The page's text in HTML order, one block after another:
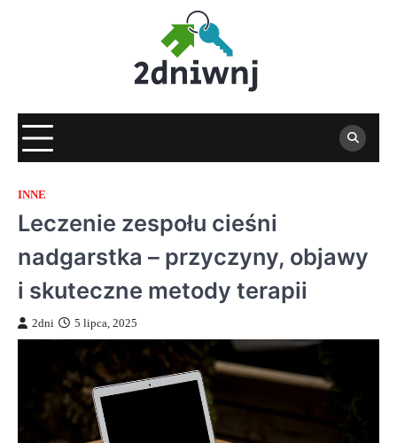
INNE
Leczenie zespołu cieśni
nadgarstka – przyczyny, objawy
i skuteczne metody terapii
2dni 5 lipca, 2025